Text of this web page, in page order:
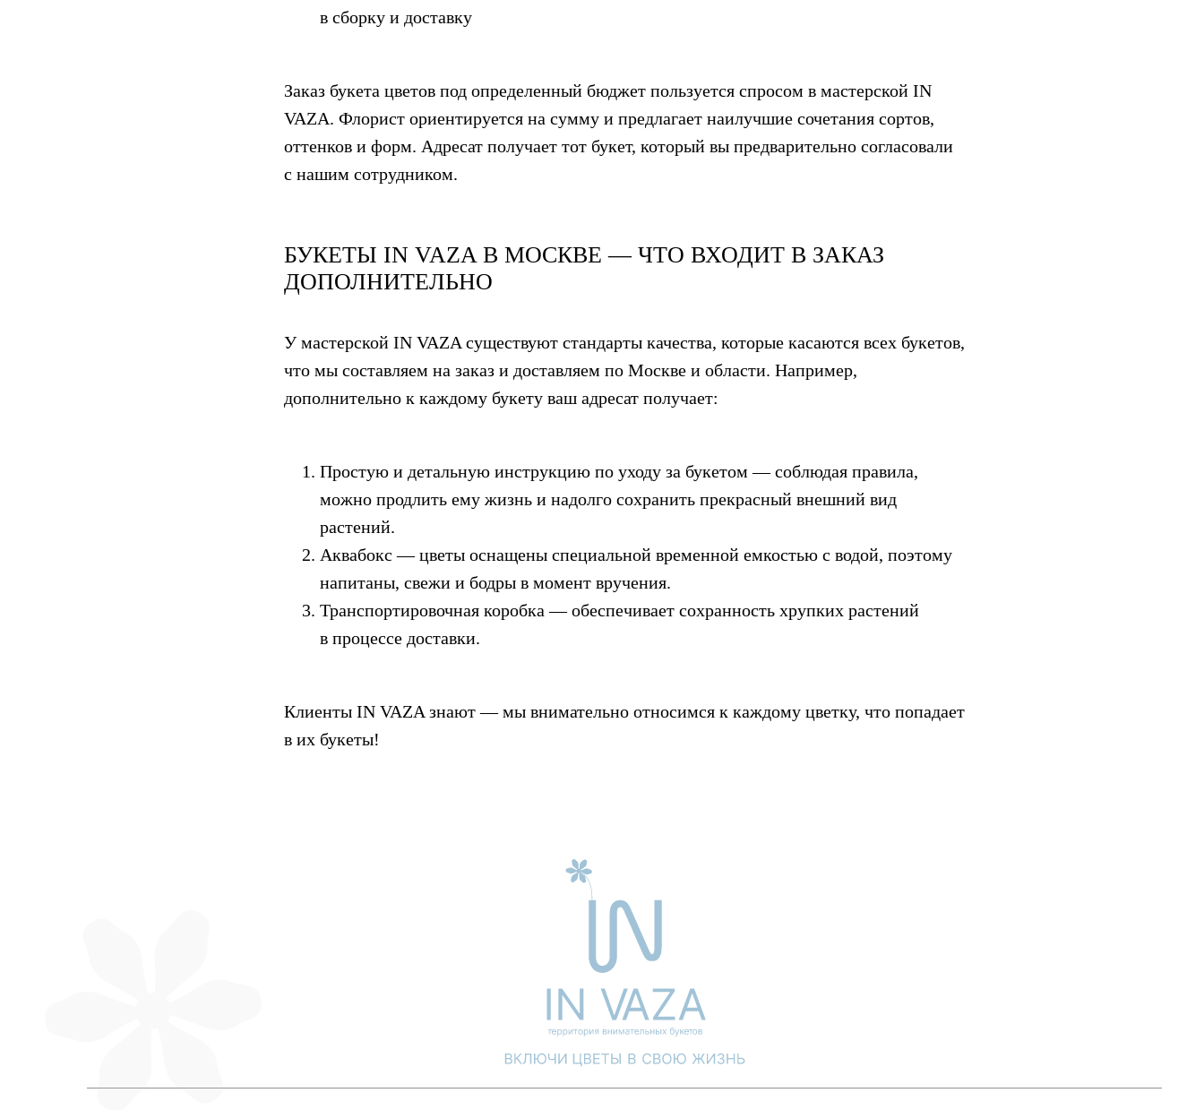
в сборку и доставку
Заказ букета цветов под определенный бюджет пользуется спросом в мастерской IN
VAZA. Флорист ориентируется на сумму и предлагает наилучшие сочетания сортов,
оттенков и форм. Адресат получает тот букет, который вы предварительно согласовали
с нашим сотрудником.
БУКЕТЫ IN VAZA В МОСКВЕ — ЧТО ВХОДИТ В ЗАКАЗ
ДОПОЛНИТЕЛЬНО
У мастерской IN VAZA существуют стандарты качества, которые касаются всех букетов,
что мы составляем на заказ и доставляем по Москве и области. Например,
дополнительно к каждому букету ваш адресат получает:
Простую и детальную инструкцию по уходу за букетом — соблюдая правила,
можно продлить ему жизнь и надолго сохранить прекрасный внешний вид
растений.
Аквабокс — цветы оснащены специальной временной емкостью с водой, поэтому
напитаны, свежи и бодры в момент вручения.
Транспортировочная коробка — обеспечивает сохранность хрупких растений
в процессе доставки.
Клиенты IN VAZA знают — мы внимательно относимся к каждому цветку, что попадает
в их букеты!